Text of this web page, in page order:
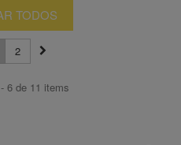
TODOS
2
6 de 11 items